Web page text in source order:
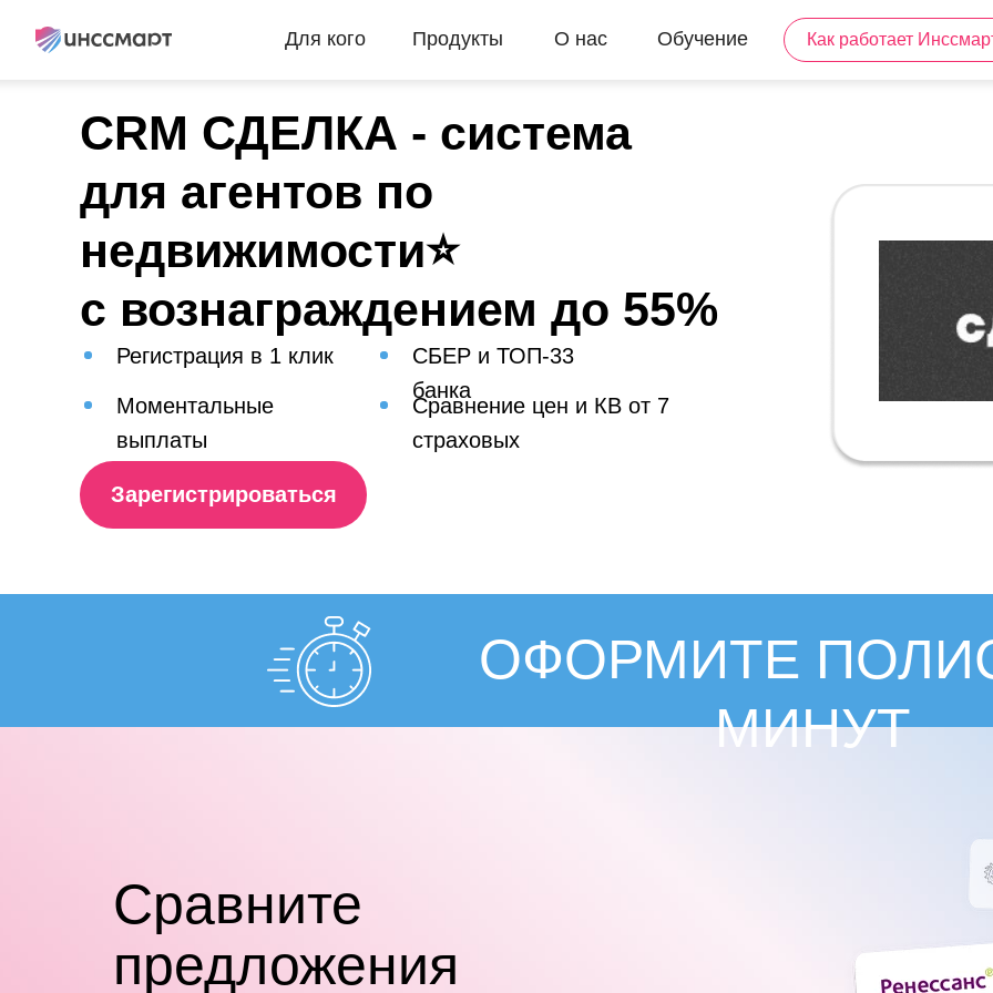
Как работает
Для кого Продукты О нас Обучение
Регистрация в 1 клик
Моментальные
выплаты
СБЕР и ТОП-33
банка
Сравнение цен и КВ от 7
страховых
CRM СДЕЛКА - система
для агентов по
недвижимости⭐️
с вознаграждением до 55%
Зарегистрироваться
ОФОРМИТЕ
МИНУТ
Cравните
предложения